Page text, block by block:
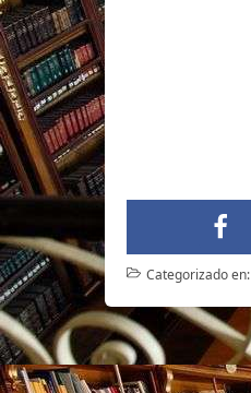
Categorizado en: